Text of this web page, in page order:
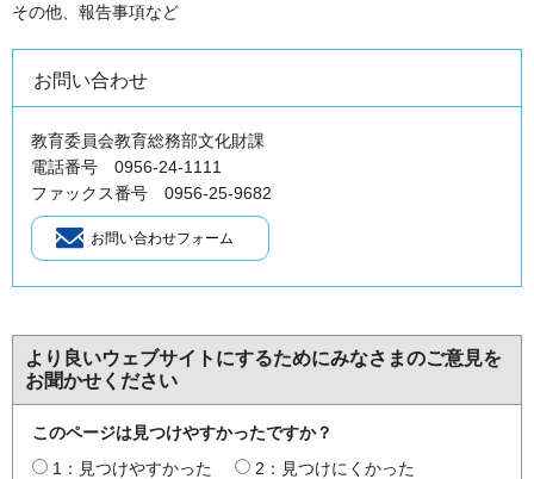
その他、報告事項など
お問い合わせ
教育委員会教育総務部文化財課
電話番号 0956-24-1111
ファックス番号 0956-25-9682
より良いウェブサイトにするためにみなさまのご意見を
お聞かせください
このページは見つけやすかったですか？
1：見つけやすかった
2：見つけにくかった